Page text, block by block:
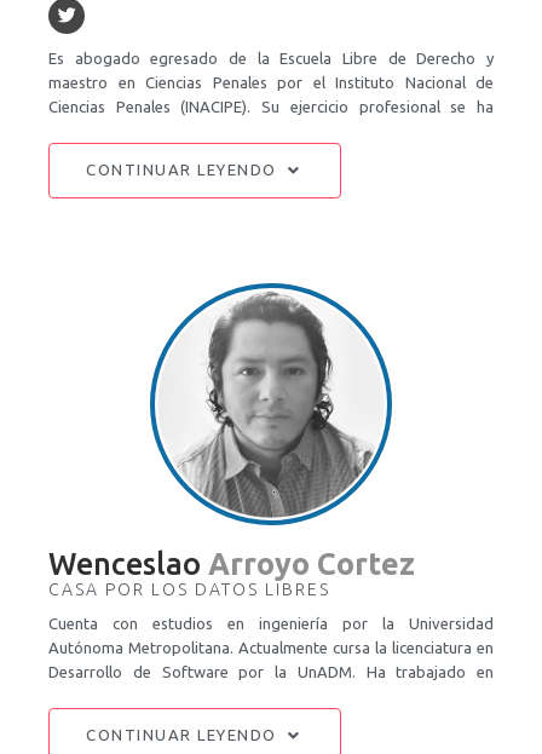
Es abogado egresado de la Escuela Libre de Derecho y
maestro en Ciencias Penales por el Instituto Nacional de
Ciencias Penales (INACIPE). Su ejercicio profesional se ha
abogacía en materia penal, civil y de amparo. Dentro de los
litigios que ha patrocinado destacan la defensa de la revista
para uso lúdico de la marihuana. En 2015 presentó la primera
demanda contra el gigante tecnológico Google en México por
daño moral. En el ámbito de la participación ciudadana, fue
consejero del Consejo de Participación Ciudadana de la
Procuraduría General de la República (2006- 2011), así como
secretario del mismo desde 2008 hasta junio de 2011. Además,
es fundador y presidente de la Asociación Civil “Ser Mexicano
Es, A.C.”. Es autor de varios libros, entre los que destacan El
Ciudadano digital, fake news y posverdad en la era del internet
(2018); De la protesta a la participación ciudadana (2014); y
de la revista Alcaldes de México y del periódico El Universal.
CONTINUAR LEYENDO
Wenceslao Arroyo Cortez
CASA POR LOS DATOS LIBRES
Cuenta con estudios en ingeniería por la Universidad
Autónoma Metropolitana. Actualmente cursa la licenciatura en
Desarrollo de Software por la UnADM. Ha trabajado en
como el Tren México-Toluca y para distintas empresas
CONTINUAR LEYENDO